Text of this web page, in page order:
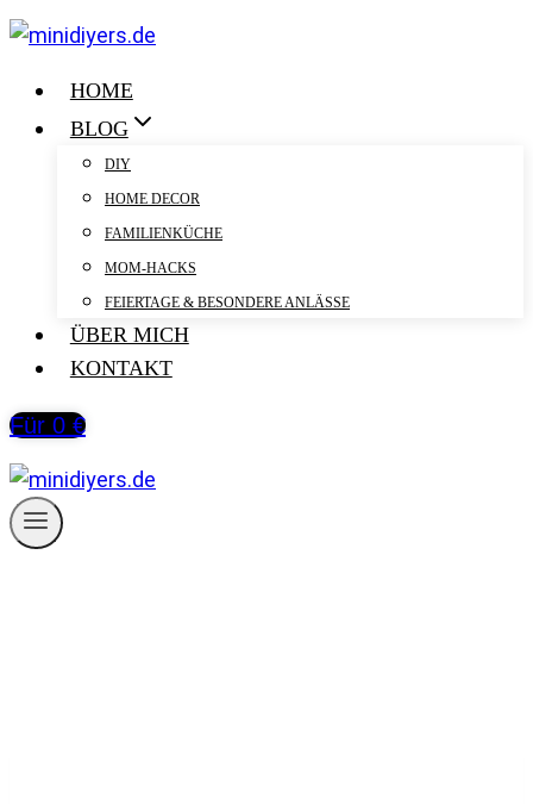
Zum
springenHOME
BLOG
DIY
HOME DECOR
FAMILIENKÜCHE
MOM-HACKS
FEIERTAGE & BESONDERE ANLÄSSE
ÜBER MICH
KONTAKT
Für 0 €